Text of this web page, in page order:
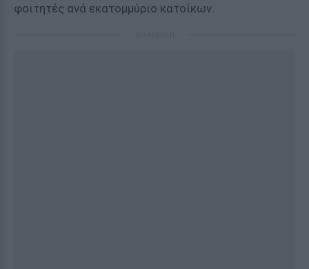
φοιτητές ανά εκατομμύριο κατοίκων.